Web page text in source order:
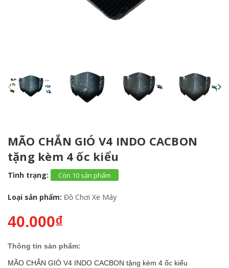
MÃO CHẮN GIÓ V4 INDO CACBON
tặng kèm 4 ốc kiểu
Tình trạng: Còn 10 sản phẩm
Loại sản phẩm: Đồ Chơi Xe Máy
40.000₫
Thông tin sản phẩm:
MÃO CHẮN GIÓ V4 INDO CACBON tặng kèm 4 ốc kiểu